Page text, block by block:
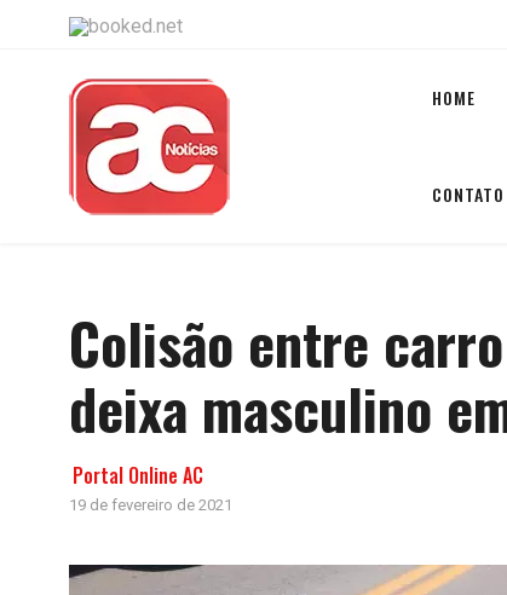
HOME
CONTATO
Colisão entre
deixa masculino
Portal Online AC
19 de fevereiro de 2021